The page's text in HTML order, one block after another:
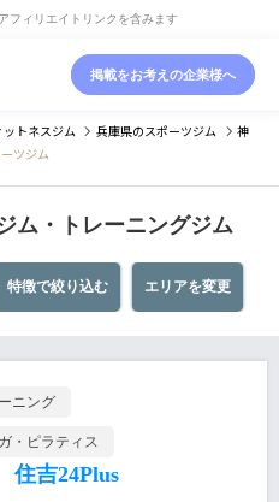
フィリエイトリンクを含みます
掲載をお考えの企業様へ
ットネスジム 兵庫県のスポーツジム
神
ツジム
ム・トレーニングジム
エリアを変更
特徴で絞り込む
ニング
・ピラティス
吉24Plus